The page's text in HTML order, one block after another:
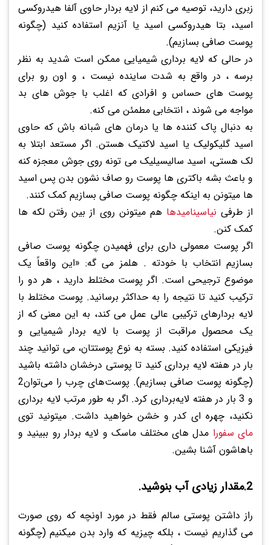
زبری دارید، توصیه می کنم از لایه بردار حاوی آلفا هیدروکسی
اسید، بتا هیدروکسی اسید یا آنزیم استفاده کنید (چگونه
پوست صافی بسازیم).
در حالی که لایه برداری شیمیایی ممکن است شدید به نظر
برسه ، در واقع به شدت ساینده نیست ، و اون رو برای
پوست های حساس و افرادی که اغلب با جوش های بد
مواجه می شوند ، انتخابی مطمئن می کنه.
به دنبال پاک کننده ها یا درمان های شبانه باش که حاوی
اسید گلیکولیک یا اسید لاکتیک هستن. اگر مستعد ابتلا به
لک هستی، اسید سالیسیلیک می تونه روی جوش معجزه کنه
و باعث بشه باکتری ها پوست رو صاف نشون بدن پس اسید
ها میتونن به اینکه چگونه پوست صافی بسازیم کمک کنند.
از طرفی نیاسینامیدها هم میتونن روی از بین رفتن لکه ها
کمک کنن.
اگر پوست معمولی داری برای فهمیدن چگونه پوست صافی
بسازیم انتخاب با خودته . هلمز می گه: «این واقعاً یک
موضوع ترجیحی است. اگر پوست مختلط دارید ، هر دو را
ترکیب کنید تا نتیجه را به حداکثر برسانید. پوست مختلط با
لایه بردارهای ترکیبی عالی عمل می کند، به این معنی که از
یک محصول مراقبت از پوست با لایه بردار شیمیایی و
فیزیکی استفاده کنید. بسته به نوع پوستتان، می توانید چند
بار در هفته لایه برداری کنید تا پوستی درخشان داشته باشید
(چگونه پوست صافی بسازیم). پوست‌های چرب را می‌توان2
و 3 بار در هفته لایه‌برداری کرد. اگر به طور مرتب لایه برداری
نکنید، چهره ای کدر و خشن خواهید داشت. میتونید توی
مای سفورا مدل های مختلف ماسک و لایه بردار رو ببینید و
باهاشون آشنا بشین.
2.مقدار زیادی آب بنوشید.
راز داشتن پوستی سالم فقط در مورد اونچه که روی صورت
می گذاریم نیست ، بلکه چیزیه که وارد بدن میکنیم (چگونه